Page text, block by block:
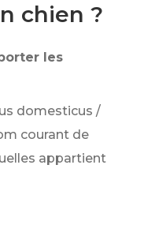
chien ?
les
domesticus /
courant de
appartient